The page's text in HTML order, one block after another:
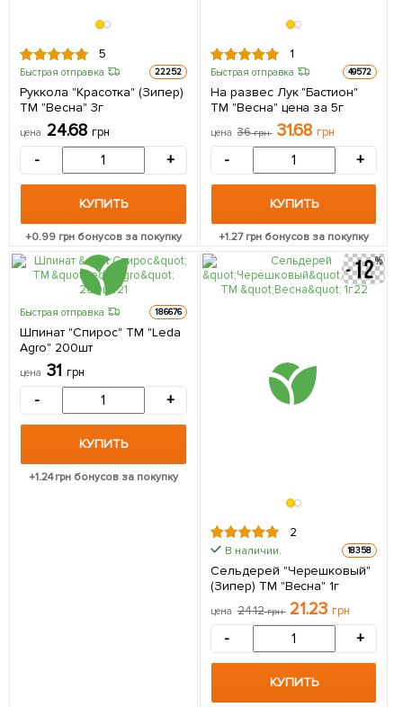
5
Быстрая отправка 22252
Руккола "Красотка" (Зипер)
ТМ "Весна" 3г
цена 24.68 грн
- +
КУПИТЬ
+0.99 грн бонусов за покупку
1
Быстрая отправка 49572
На развес Лук "Бастион"
ТМ "Весна" цена за 5г
цена 36грн 31.68 грн
- +
КУПИТЬ
+1.27грн бонусов за покупку
Быстрая отправка 186676
Шпинат "Спирос" ТМ "Leda
Agro" 200шт
цена 31 грн
- +
КУПИТЬ
+1.24грн бонусов за покупку
2
В наличии. 18358
Сельдерей "Черешковый"
(Зипер) ТМ "Весна" 1г
цена 24.12грн 21.23 грн
- +
КУПИТЬ